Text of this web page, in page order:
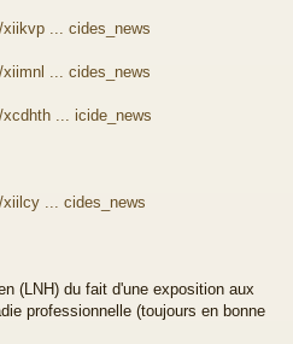
... cides_news
... cides_news
... icide_news
xiilcy ... cides_news
(LNH) du fait d'une exposition aux
professionnelle (toujours en bonne